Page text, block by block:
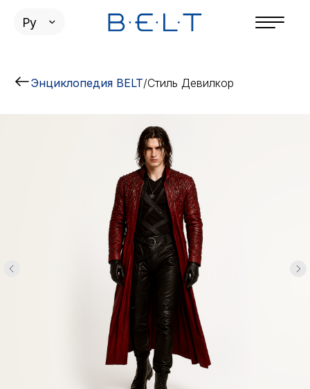
Ру
Энциклопедия BELT/Стиль Девилкор